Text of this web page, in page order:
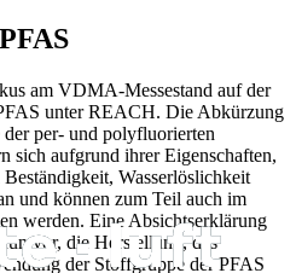
am VDMA-Messestand auf der
unter REACH. Die Abkürzung
per- und polyfluorierten
sich aufgrund ihrer Eigenschaften,
Wasserlöslichkeit
und können zum Teil auch im
werden. Eine Absichtserklärung
vor, die Herstellung, das
der Stoffgruppe der PFAS